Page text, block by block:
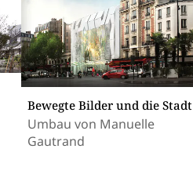
Bewegte Bilder und die Stadt
Umbau von Manuelle
Gautrand